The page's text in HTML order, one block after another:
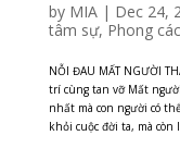
by MIA| Dec 24,
tâm sự, Phong
NỖI ĐAU MẤT NGƯỜI
trí cùng tan vỡ Mất
nhất mà con người có
khỏi cuộc đời ta, mà còn